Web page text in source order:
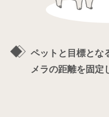
ペットと目標とな
メラの距離を固定